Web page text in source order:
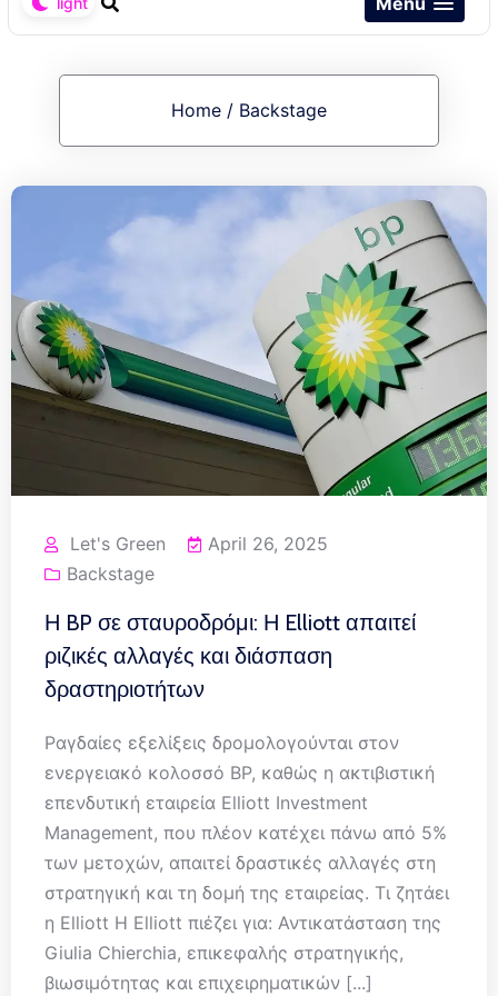
Home / Backstage
Let's Green
April 26, 2025
Backstage
Η BP σε σταυροδρόμι: Η Elliott απαιτεί
ριζικές αλλαγές και διάσπαση
δραστηριοτήτων
Ραγδαίες εξελίξεις δρομολογούνται στον
ενεργειακό κολοσσό BP, καθώς η ακτιβιστική
επενδυτική εταιρεία Elliott Investment
Management, που πλέον κατέχει πάνω από 5%
των μετοχών, απαιτεί δραστικές αλλαγές στη
στρατηγική και τη δομή της εταιρείας. Τι ζητάει
η Elliott Η Elliott πιέζει για: Αντικατάσταση της
Giulia Chierchia, επικεφαλής στρατηγικής,
βιωσιμότητας και επιχειρηματικών [...]